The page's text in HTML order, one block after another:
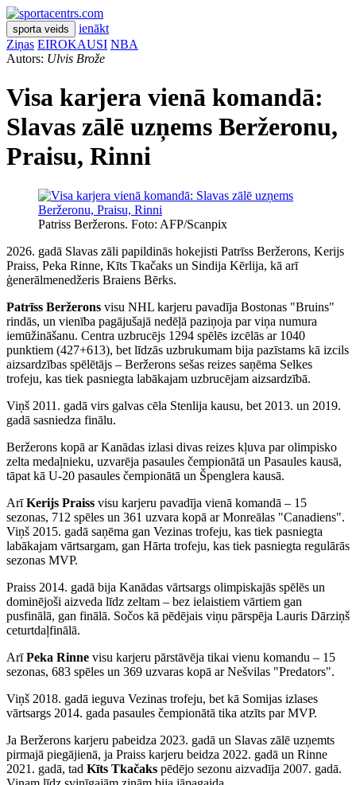
sporta veids
ienākt
Ziņas EIROKAUSI NBA
Autors: Ulvis Brože
Visa karjera vienā komandā:
Slavas zālē uzņems Beržeronu,
Praisu, Rinni
Patriss Beržerons. Foto: AFP/Scanpix
2026. gadā Slavas zāli papildinās hokejisti Patrīss Beržerons, Kerijs
Praiss, Peka Rinne, Kīts Tkačaks un Sindija Kērlija, kā arī
ģenerālmenedžeris Braiens Bērks.
Patrīss Beržerons visu NHL karjeru pavadīja Bostonas "Bruins"
rindās, un vienība pagājušajā nedēļā paziņoja par viņa numura
iemūžināšanu. Centra uzbrucējs 1294 spēlēs izcēlās ar 1040
punktiem (427+613), bet līdzās uzbrukumam bija pazīstams kā izcils
aizsardzības spēlētājs – Beržerons sešas reizes saņēma Selkes
trofeju, kas tiek pasniegta labākajam uzbrucējam aizsardzībā.
Viņš 2011. gadā virs galvas cēla Stenlija kausu, bet 2013. un 2019.
gadā sasniedza finālu.
Beržerons kopā ar Kanādas izlasi divas reizes kļuva par olimpisko
zelta medaļnieku, uzvarēja pasaules čempionātā un Pasaules kausā,
tāpat kā U-20 pasaules čempionātā un Špenglera kausā.
ArīKerijs Praiss visu karjeru pavadīja vienā komandā – 15
sezonas, 712 spēles un 361 uzvara kopā ar Monreālas "Canadiens".
Viņš 2015. gadā saņēma gan Vezinas trofeju, kas tiek pasniegta
labākajam vārtsargam, gan Hārta trofeju, kas tiek pasniegta regulārās
sezonas MVP.
Praiss 2014. gadā bija Kanādas vārtsargs olimpiskajās spēlēs un
dominējoši aizveda līdz zeltam – bez ielaistiem vārtiem gan
pusfinālā, gan finālā. Sočos kā pēdējais viņu pārspēja Lauris Dārziņš
ceturtdaļfinālā.
ArīPeka Rinne visu karjeru pārstāvēja tikai vienu komandu – 15
sezonas, 683 spēles un 369 uzvaras kopā ar Nešvilas "Predators".
Viņš 2018. gadā ieguva Vezinas trofeju, bet kā Somijas izlases
vārtsargs 2014. gada pasaules čempionātā tika atzīts par MVP.
Ja Beržerons karjeru pabeidza 2023. gadā un Slavas zālē uzņemts
pirmajā piegājienā, ja Praiss karjeru beidza 2022. gadā un Rinne
2021. gadā, tad Kīts Tkačaks pēdējo sezonu aizvadīja 2007. gadā.